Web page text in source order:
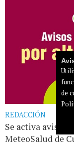
REDACCIÓN
Se activa aviso
MeteoSalud de
de